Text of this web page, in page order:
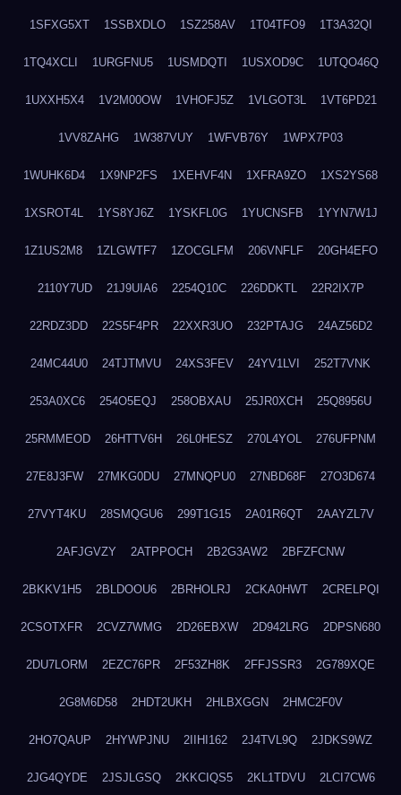
1SFXG5XT 1SSBXDLO 1SZ258AV 1T04TFO9 1T3A32QI
1TQ4XCLI 1URGFNU5 1USMDQTI 1USXOD9C 1UTQO46Q
1UXXH5X4 1V2M00OW 1VHOFJ5Z 1VLGOT3L 1VT6PD21
1VV8ZAHG 1W387VUY 1WFVB76Y 1WPX7P03
1WUHK6D4 1X9NP2FS 1XEHVF4N 1XFRA9ZO 1XS2YS68
1XSROT4L 1YS8YJ6Z 1YSKFL0G 1YUCNSFB 1YYN7W1J
1Z1US2M8 1ZLGWTF7 1ZOCGLFM 206VNFLF 20GH4EFO
2110Y7UD 21J9UIA6 2254Q10C 226DDKTL 22R2IX7P
22RDZ3DD 22S5F4PR 22XXR3UO 232PTAJG 24AZ56D2
24MC44U0 24TJTMVU 24XS3FEV 24YV1LVI 252T7VNK
253A0XC6 254O5EQJ 258OBXAU 25JR0XCH 25Q8956U
25RMMEOD 26HTTV6H 26L0HESZ 270L4YOL 276UFPNM
27E8J3FW 27MKG0DU 27MNQPU0 27NBD68F 27O3D674
27VYT4KU 28SMQGU6 299T1G15 2A01R6QT 2AAYZL7V
2AFJGVZY 2ATPPOCH 2B2G3AW2 2BFZFCNW
2BKKV1H5 2BLDOOU6 2BRHOLRJ 2CKA0HWT 2CRELPQI
2CSOTXFR 2CVZ7WMG 2D26EBXW 2D942LRG 2DPSN680
2DU7LORM 2EZC76PR 2F53ZH8K 2FFJSSR3 2G789XQE
2G8M6D58 2HDT2UKH 2HLBXGGN 2HMC2F0V
2HO7QAUP 2HYWPJNU 2IIHI162 2J4TVL9Q 2JDKS9WZ
2JG4QYDE 2JSJLGSQ 2KKCIQS5 2KL1TDVU 2LCI7CW6